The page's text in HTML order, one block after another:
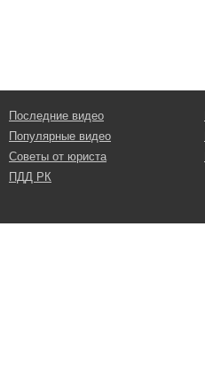
Последние видео
Популярные видео
Советы от юриста
ПДД РК